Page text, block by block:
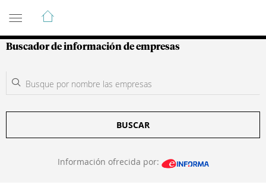
Guía de Empresas Colombianas
Buscador de información de empresas
BUSCAR
Información ofrecida por: